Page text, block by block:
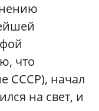
что
СССР), начал
на свет, и